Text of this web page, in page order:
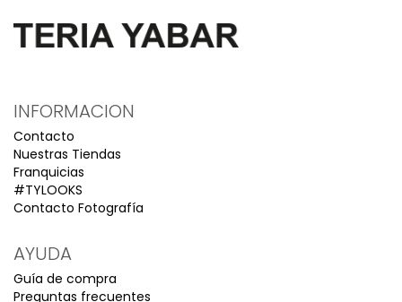
INFORMACION
Contacto
Nuestras Tiendas
Franquicias
#TYLOOKS
Contacto Fotografía
AYUDA
Guía de compra
Preguntas frecuentes